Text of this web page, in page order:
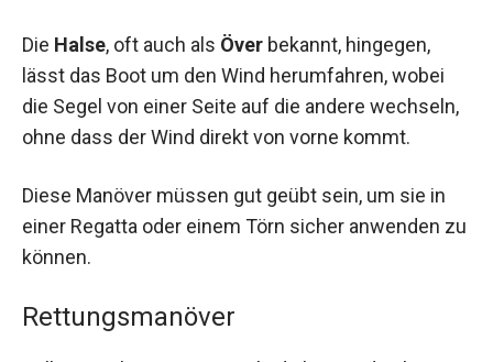
Die Halse, oft auch als Över bekannt, hingegen,
lässt das Boot um den Wind herumfahren, wobei
die Segel von einer Seite auf die andere wechseln,
ohne dass der Wind direkt von vorne kommt.
Diese Manöver müssen gut geübt sein, um sie in
einer Regatta oder einem Törn sicher anwenden zu
können.
Rettungsmanöver